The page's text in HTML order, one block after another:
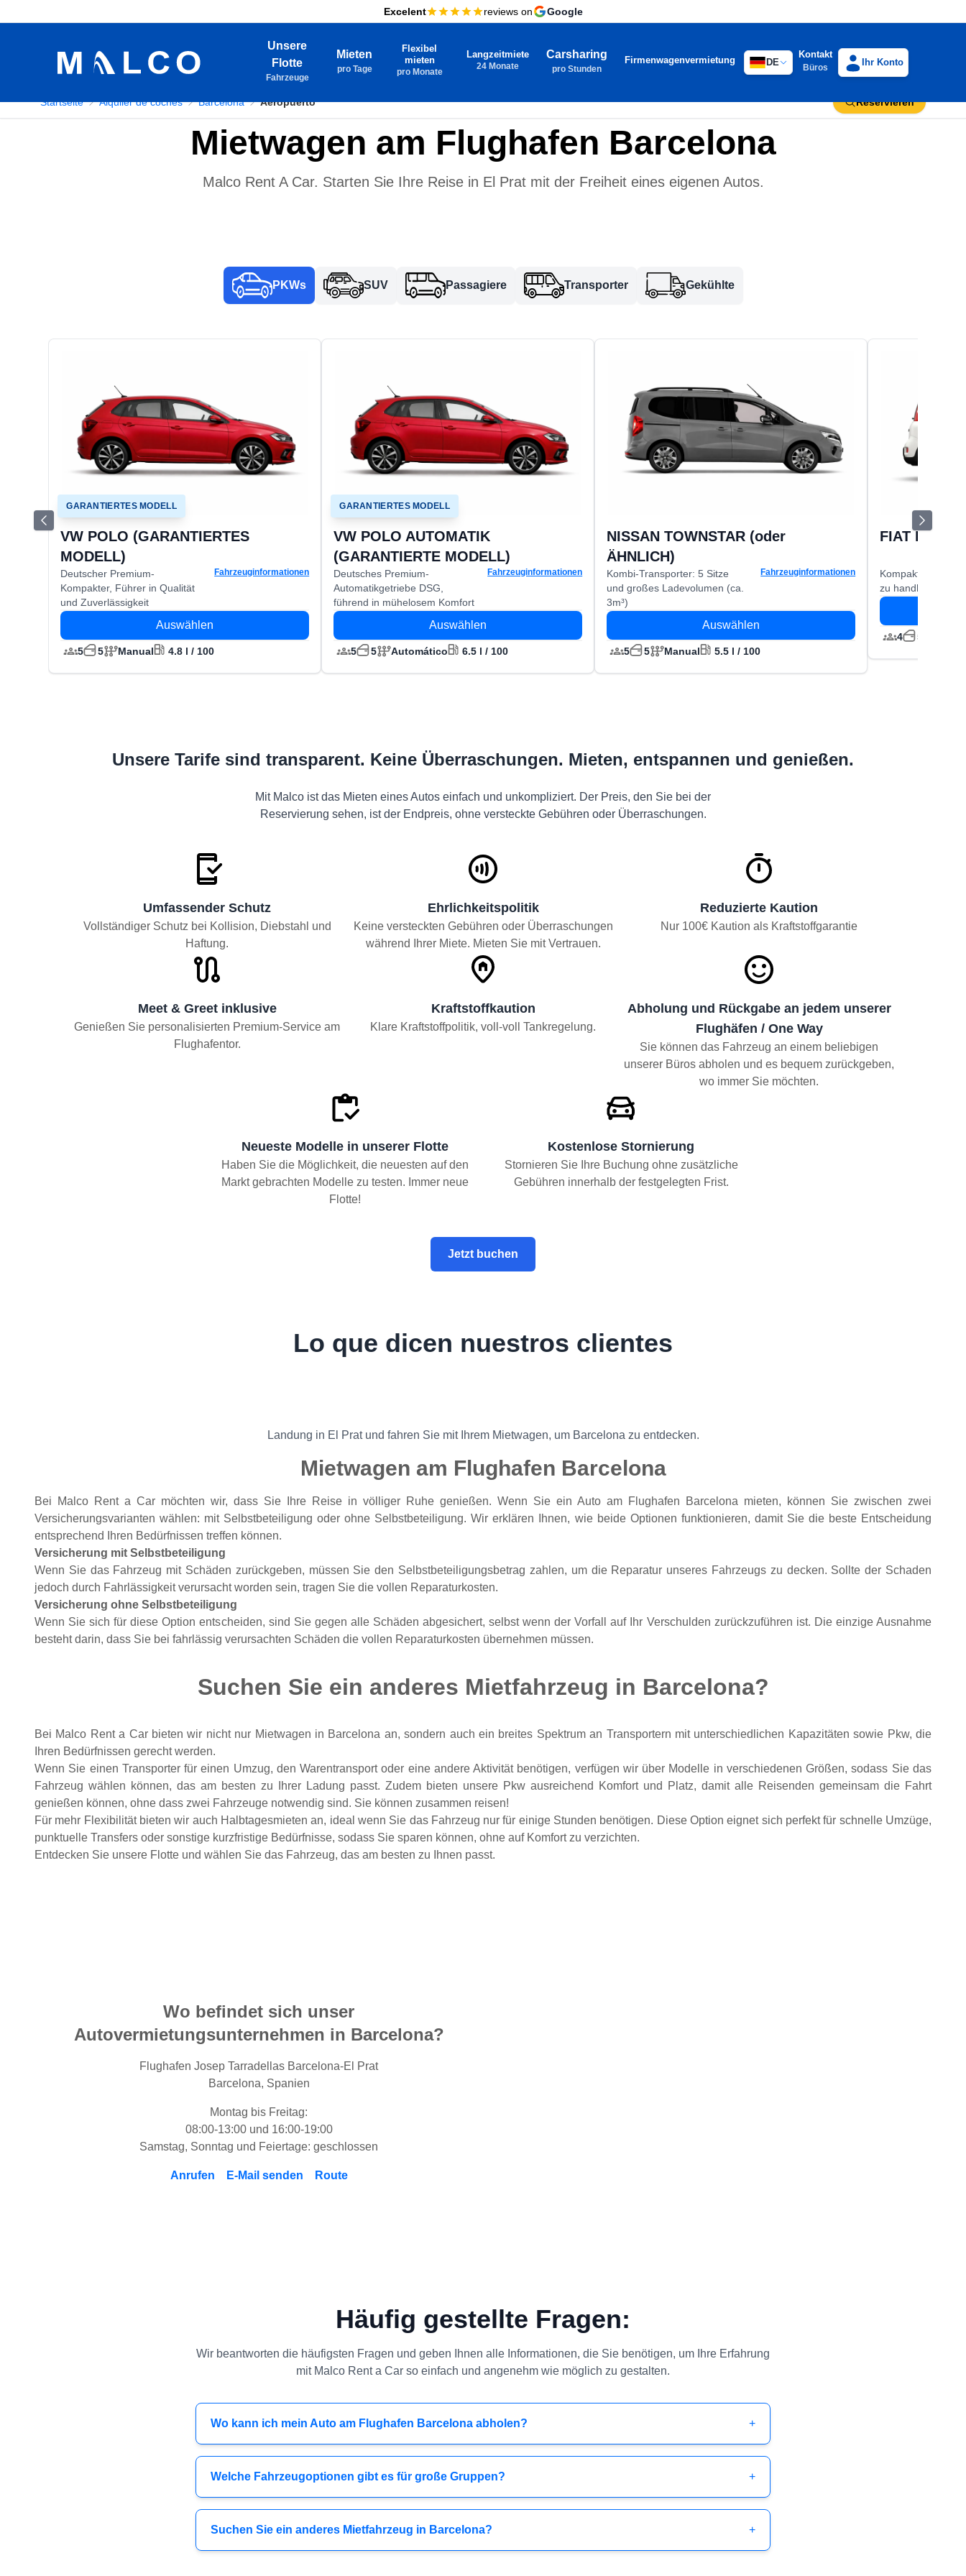
Excelent reviews on Google
Unsere
Flotte
Fahrzeuge
Mieten
pro Tage
Flexibel
mieten
pro Monate
Langzeitmiete
24 Monate
Carsharing
pro Stunden
Firmenwagenvermietung DE
Kontakt
Büros Ihr Konto
Startseite Alquiler de coches Barcelona Aeropuerto Reservieren
Mietwagen am Flughafen Barcelona
Malco Rent A Car. Starten Sie Ihre Reise in El Prat mit der Freiheit eines eigenen Autos.
PKWs SUV Passagiere Transporter Gekühlte
GARANTIERTES MODELL
VW POLO (GARANTIERTES
MODELL)
Deutscher Premium-
Kompakter, Führer in Qualität
und Zuverlässigkeit
Fahrzeuginformationen
Auswählen
5 5 Manual 4.8 l / 100
GARANTIERTES MODELL
VW POLO AUTOMATIK
(GARANTIERTE MODELL)
Deutsches Premium-
Automatikgetriebe DSG,
führend in mühelosem Komfort
Fahrzeuginformationen
Auswählen
5 5 Automático 6.5 l / 100
NISSAN TOWNSTAR (oder
ÄHNLICH)
Kombi-Transporter: 5 Sitze
und großes Ladevolumen (ca.
3m³)
Fahrzeuginformationen
Auswählen
5 5 Manual 5.5 l / 100
FIAT
Kompakt,
zu handhaben
4 5
Unsere Tarife sind transparent. Keine Überraschungen. Mieten, entspannen und genießen.
Mit Malco ist das Mieten eines Autos einfach und unkompliziert. Der Preis, den Sie bei der
Reservierung sehen, ist der Endpreis, ohne versteckte Gebühren oder Überraschungen.
Umfassender Schutz
Vollständiger Schutz bei Kollision, Diebstahl und
Haftung.
Ehrlichkeitspolitik
Keine versteckten Gebühren oder Überraschungen
während Ihrer Miete. Mieten Sie mit Vertrauen.
Reduzierte Kaution
Nur 100€ Kaution als Kraftstoffgarantie
Meet & Greet inklusive
Genießen Sie personalisierten Premium-Service am
Flughafentor.
Kraftstoffkaution
Klare Kraftstoffpolitik, voll-voll Tankregelung.
Abholung und Rückgabe an jedem unserer
Flughäfen / One Way
Sie können das Fahrzeug an einem beliebigen
unserer Büros abholen und es bequem zurückgeben,
wo immer Sie möchten.
Neueste Modelle in unserer Flotte
Haben Sie die Möglichkeit, die neuesten auf den
Markt gebrachten Modelle zu testen. Immer neue
Flotte!
Kostenlose Stornierung
Stornieren Sie Ihre Buchung ohne zusätzliche
Gebühren innerhalb der festgelegten Frist.
Jetzt buchen
Lo que dicen nuestros clientes
Landung in El Prat und fahren Sie mit Ihrem Mietwagen, um Barcelona zu entdecken.
Mietwagen am Flughafen Barcelona
Bei Malco Rent a Car möchten wir, dass Sie Ihre Reise in völliger Ruhe genießen. Wenn Sie ein Auto am Flughafen Barcelona mieten, können Sie zwischen zwei
Versicherungsvarianten wählen: mit Selbstbeteiligung oder ohne Selbstbeteiligung. Wir erklären Ihnen, wie beide Optionen funktionieren, damit Sie die beste Entscheidung
entsprechend Ihren Bedürfnissen treffen können.
Versicherung mit Selbstbeteiligung
Wenn Sie das Fahrzeug mit Schäden zurückgeben, müssen Sie den Selbstbeteiligungsbetrag zahlen, um die Reparatur unseres Fahrzeugs zu decken. Sollte der Schaden
jedoch durch Fahrlässigkeit verursacht worden sein, tragen Sie die vollen Reparaturkosten.
Versicherung ohne Selbstbeteiligung
Wenn Sie sich für diese Option entscheiden, sind Sie gegen alle Schäden abgesichert, selbst wenn der Vorfall auf Ihr Verschulden zurückzuführen ist. Die einzige Ausnahme
besteht darin, dass Sie bei fahrlässig verursachten Schäden die vollen Reparaturkosten übernehmen müssen.
Suchen Sie ein anderes Mietfahrzeug in Barcelona?
Bei Malco Rent a Car bieten wir nicht nur Mietwagen in Barcelona an, sondern auch ein breites Spektrum an Transportern mit unterschiedlichen Kapazitäten sowie Pkw, die
Ihren Bedürfnissen gerecht werden.
Wenn Sie einen Transporter für einen Umzug, den Warentransport oder eine andere Aktivität benötigen, verfügen wir über Modelle in verschiedenen Größen, sodass Sie das
Fahrzeug wählen können, das am besten zu Ihrer Ladung passt. Zudem bieten unsere Pkw ausreichend Komfort und Platz, damit alle Reisenden gemeinsam die Fahrt
genießen können, ohne dass zwei Fahrzeuge notwendig sind. Sie können zusammen reisen!
Für mehr Flexibilität bieten wir auch Halbtagesmieten an, ideal wenn Sie das Fahrzeug nur für einige Stunden benötigen. Diese Option eignet sich perfekt für schnelle Umzüge,
punktuelle Transfers oder sonstige kurzfristige Bedürfnisse, sodass Sie sparen können, ohne auf Komfort zu verzichten.
Entdecken Sie unsere Flotte und wählen Sie das Fahrzeug, das am besten zu Ihnen passt.
Wo befindet sich unser
Autovermietungsunternehmen in Barcelona?
Flughafen Josep Tarradellas Barcelona-El Prat
Barcelona, Spanien
Montag bis Freitag:
08:00-13:00 und 16:00-19:00
Samstag, Sonntag und Feiertage: geschlossen
Anrufen E-Mail senden Route
Häufig gestellte Fragen:
Wir beantworten die häufigsten Fragen und geben Ihnen alle Informationen, die Sie benötigen, um Ihre Erfahrung
mit Malco Rent a Car so einfach und angenehm wie möglich zu gestalten.
Wo kann ich mein Auto am Flughafen Barcelona abholen? +
Welche Fahrzeugoptionen gibt es für große Gruppen? +
Suchen Sie ein anderes Mietfahrzeug in Barcelona? +